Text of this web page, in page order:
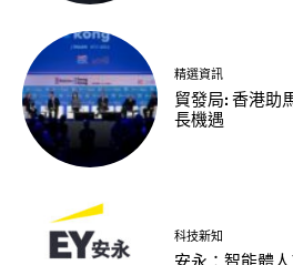
精選資訊
貿發局: 香港助
長機遇
科技新知